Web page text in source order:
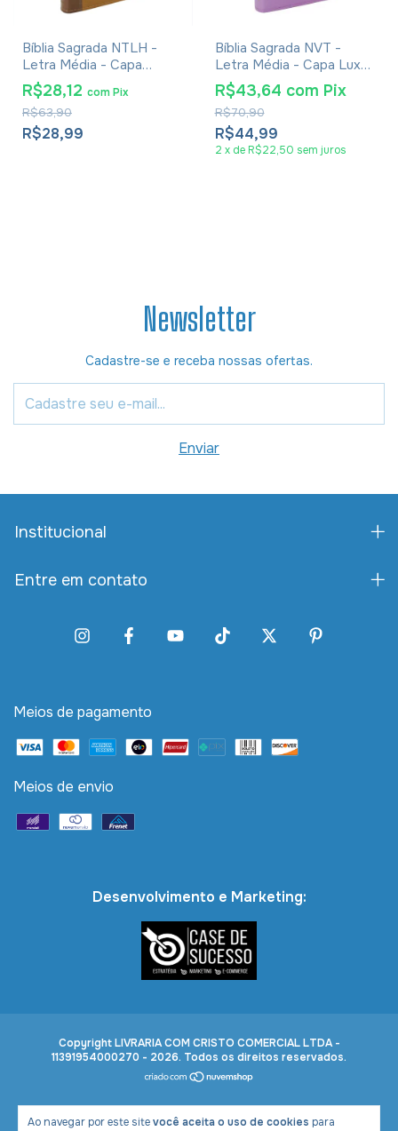
Ao navegar por este sitevocê aceita o uso de cookies para
Bíblia Sagrada NTLH -
Letra Média - Capa
Bicolor Marrom Claro e
Marrom Escuro
R$28,99
R$63,90
R$28,12 comPix
Bíblia Sagrada NVT -
Letra Média - Capa Luxo
Lilás
R$44,99
R$70,90
R$43,64 com Pix
2 x de R$22,50 sem juros
Newsletter
Cadastre-se e receba nossas ofertas.
Institucional
Entre em contato
Meios de pagamento
Meios de envio
Desenvolvimento e Marketing:
Copyright LIVRARIA COM CRISTO COMERCIAL LTDA -
11391954000270 - 2026. Todos os direitos reservados.